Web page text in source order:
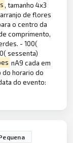
, tamanho 4x3
de flores
o centro da
comprimento,
- 100(
sessenta)
nA9 cada em
horario do
do evento: